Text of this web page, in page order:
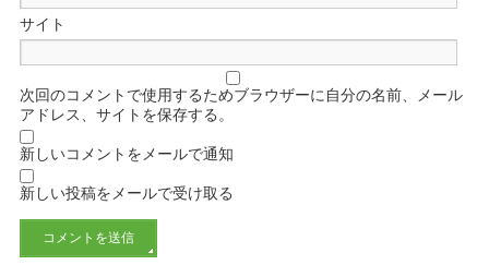
サイト
次回のコメントで使用するためブラウザーに自分の名前、メール
アドレス、サイトを保存する。
新しいコメントをメールで通知
新しい投稿をメールで受け取る